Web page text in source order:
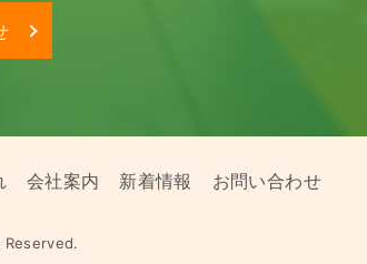
会社案内 新着情報 お問い合わせ